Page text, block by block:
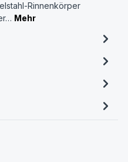
Rinnenkörper
Mehr